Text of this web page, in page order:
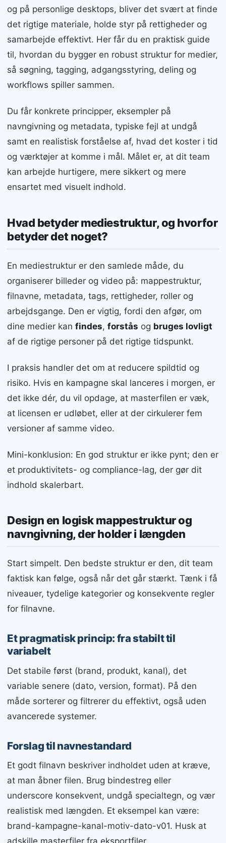
og på personlige desktops, bliver det svært at finde
det rigtige materiale, holde styr på rettigheder og
samarbejde effektivt. Her får du en praktisk guide
til, hvordan du bygger en robust struktur for medier,
så søgning, tagging, adgangsstyring, deling og
workflows spiller sammen.
Du får konkrete principper, eksempler på
navngivning og metadata, typiske fejl at undgå
samt en realistisk forståelse af, hvad det koster i tid
og værktøjer at komme i mål. Målet er, at dit team
kan arbejde hurtigere, mere sikkert og mere
ensartet med visuelt indhold.
Hvad betyder mediestruktur, og hvorfor
betyder det noget?
En mediestruktur er den samlede måde, du
organiserer billeder og video på: mappestruktur,
filnavne, metadata, tags, rettigheder, roller og
arbejdsgange. Den er vigtig, fordi den afgør, om
dine medier kan findes, forstås og bruges lovligt
af de rigtige personer på det rigtige tidspunkt.
I praksis handler det om at reducere spildtid og
risiko. Hvis en kampagne skal lanceres i morgen, er
det ikke dér, du vil opdage, at masterfilen er væk,
at licensen er udløbet, eller at der cirkulerer fem
versioner af samme video.
Mini-konklusion: En god struktur er ikke pynt; den er
et produktivitets- og compliance-lag, der gør dit
indhold skalerbart.
Design en logisk mappestruktur og
navngivning, der holder i længden
Start simpelt. Den bedste struktur er den, dit team
faktisk kan følge, også når det går stærkt. Tænk i få
niveauer, tydelige kategorier og konsekvente regler
for filnavne.
Et pragmatisk princip: fra stabilt til
variabelt
Det stabile først (brand, produkt, kanal), det
variable senere (dato, version, format). På den
måde sorterer og filtrerer du effektivt, også uden
avancerede systemer.
Forslag til navnestandard
Et godt filnavn beskriver indholdet uden at kræve,
at man åbner filen. Brug bindestreg eller
underscore konsekvent, undgå specialtegn, og vær
realistisk med længden. Et eksempel kan være:
brand-kampagne-kanal-motiv-dato-v01. Husk at